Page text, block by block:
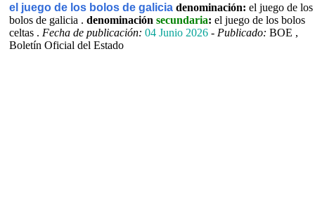
el juego de los bolos de galicia denominación: el juego de los
bolos de galicia . denominación secundaria: el juego de los bolos
celtas . Fecha de publicación: 04 Junio 2026 - Publicado: BOE ,
Boletín Oficial del Estado